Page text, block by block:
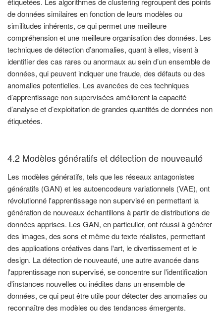
de données similaires en fonction de leurs modèles ou
similitudes inhérents, ce qui permet une meilleure
compréhension et une meilleure organisation des données. Les
techniques de détection d’anomalies, quant à elles, visent à
identifier des cas rares ou anormaux au sein d’un ensemble de
données, qui peuvent indiquer une fraude, des défauts ou des
anomalies potentielles. Les avancées de ces techniques
d’apprentissage non supervisées améliorent la capacité
d’analyse et d’exploitation de grandes quantités de données non
étiquetées.
4.2 Modèles génératifs et détection de nouveauté
Les modèles génératifs, tels que les réseaux antagonistes
génératifs (GAN) et les autoencodeurs variationnels (VAE), ont
révolutionné l'apprentissage non supervisé en permettant la
génération de nouveaux échantillons à partir de distributions de
données apprises. Les GAN, en particulier, ont réussi à générer
des images, des sons et même du texte réalistes, permettant
des applications créatives dans l'art, le divertissement et le
design. La détection de nouveauté, une autre avancée dans
l'apprentissage non supervisé, se concentre sur l'identification
d'instances nouvelles ou inédites dans un ensemble de
données, ce qui peut être utile pour détecter des anomalies ou
reconnaître des modèles ou des tendances émergents.